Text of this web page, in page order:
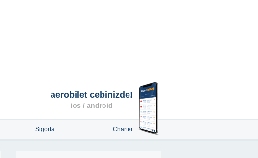
Sigorta Charter
aerobilet cebinizde!
ios / android